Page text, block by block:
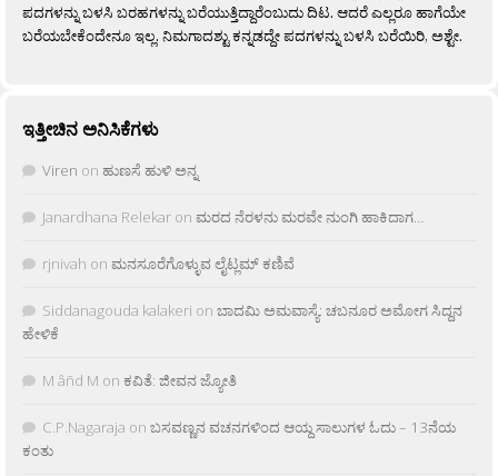
ಪದಗಳನ್ನು ಬಳಸಿ ಬರಹಗಳನ್ನು ಬರೆಯುತ್ತಿದ್ದಾರೆಂಬುದು ದಿಟ. ಆದರೆ ಎಲ್ಲರೂ ಹಾಗೆಯೇ
ಬರೆಯಬೇಕೆಂದೇನೂ ಇಲ್ಲ. ನಿಮಗಾದಶ್ಟು ಕನ್ನಡದ್ದೇ ಪದಗಳನ್ನು ಬಳಸಿ ಬರೆಯಿರಿ, ಅಶ್ಟೇ.
ಇತ್ತೀಚಿನ ಅನಿಸಿಕೆಗಳು
Viren on ಹುಣಸೆ ಹುಳಿ ಅನ್ನ
Janardhana Relekar on ಮರದ ನೆರಳನು ಮರವೇ ನುಂಗಿ ಹಾಕಿದಾಗ…
rjnivah on ಮನಸೂರೆಗೊಳ್ಳುವ ಲೈಟ್ಲಮ್ ಕಣಿವೆ
Siddanagouda kalakeri on ಬಾದಮಿ ಅಮವಾಸ್ಯೆ: ಚಬನೂರ ಅಮೋಗ ಸಿದ್ದನ
ಹೇಳಿಕೆ
M âñd M on ಕವಿತೆ: ಜೀವನ ಜ್ಯೋತಿ
C.P.Nagaraja on ಬಸವಣ್ಣನ ವಚನಗಳಿಂದ ಆಯ್ದ ಸಾಲುಗಳ ಓದು – 13ನೆಯ
ಕಂತು